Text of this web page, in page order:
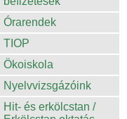
Órarendek
TIOP
Ökoiskola
Nyelvvizsgázóink
Hit- és erkölcstan /